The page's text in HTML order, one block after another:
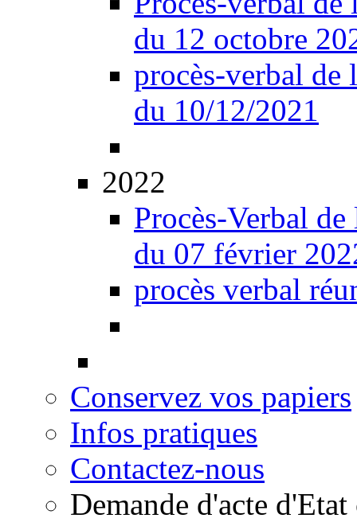
du 12 octobre
procès-verbal
du 10/12/2021
2022
Procès-Verbal
du 07 février
procès verbal
Conservez vos papiers
Infos pratiques
Contactez-nous
Demande d'acte